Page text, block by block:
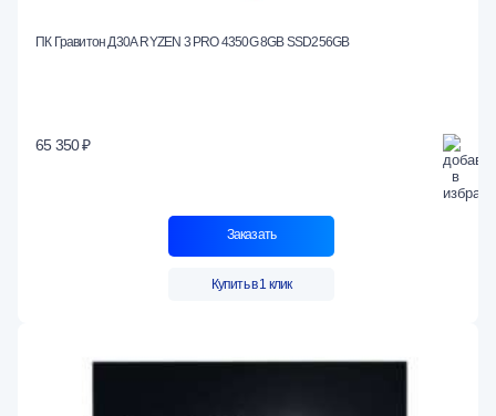
ПК Гравитон Д30А RYZEN 3 PRO 4350G 8GB SSD256GB
65 350 ₽
Заказать
Купить в 1 клик